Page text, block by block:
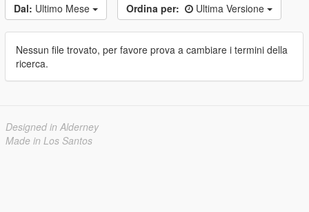
Dal: Ultimo Mese Ordina per: Ultima Versione
Nessun file trovato, per favore prova a cambiare i termini della
ricerca.
Designed in Alderney
Made in Los Santos